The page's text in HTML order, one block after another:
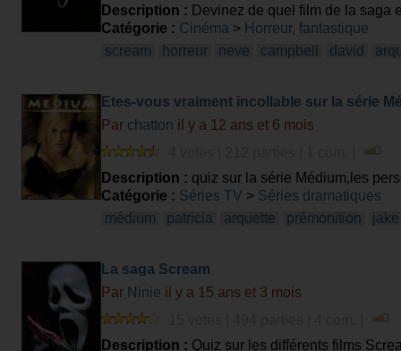
Description : Devinez de quel film de la saga
Catégorie : Cinéma > Horreur, fantastique
scream
horreur neve campbell david
Etes-vous vraiment incollable sur la série
Par chatton il y a 12 ans et 6 mois
Description : quiz sur la série Médium,les
Catégorie : Séries TV > Séries dramatiques
médium
patricia arquette prémonition jake
La saga Scream
Par Ninie il y a 15 ans et 3 mois
Description : Quiz sur les différents films